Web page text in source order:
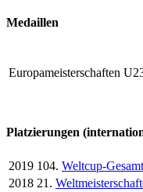
Medaillen
Europameisterschaften
Platzierungen
2019 104. Weltcup-
2018 21.